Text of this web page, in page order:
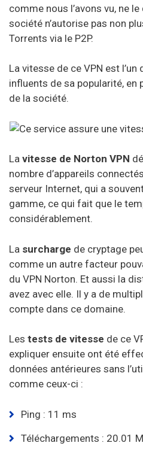
comme nous l’avons vu, ne
société n’autorise pas non
Torrents via le P2P.
La vitesse de ce VPN est
influents de sa popularité, en
de la société.
La vitesse de Norton VPN
nombre d’appareils
serveur Internet, qui a
gamme, ce qui fait que le
considérablement.
La surcharge de cryptage
comme un autre facteur
du VPN Norton. Et aussi la
avez avec elle. Il y a de
compte dans ce domaine.
Les tests de vitesse de ce
expliquer ensuite ont été
données antérieures sans
comme ceux-ci :
Ping : 11 ms
Téléchargements : 20.01